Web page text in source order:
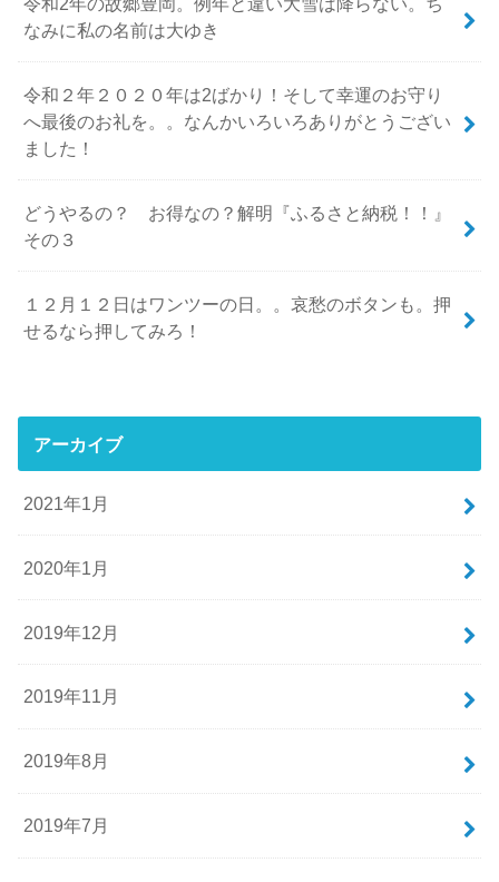
なみに私の名前は大ゆき
令和２年２０２０年は2ばかり！そして幸運のお守り
へ最後のお礼を。。なんかいろいろありがとうござい
ました！
どうやるの？ お得なの？解明『ふるさと納税！！』
その３
１２月１２日はワンツーの日。。哀愁のボタンも。押
せるなら押してみろ！
アーカイブ
2021年1月
2020年1月
2019年12月
2019年11月
2019年8月
2019年7月